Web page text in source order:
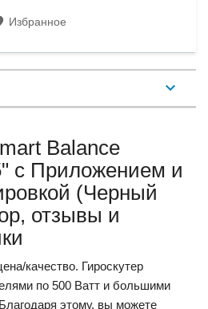
Избранное
Balance
с Приложением и
(Черный
отзывы и
качество. Гироскутер
по 500 Ватт и большими
этому, вы можете